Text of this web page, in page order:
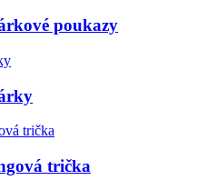
poukazy
trička